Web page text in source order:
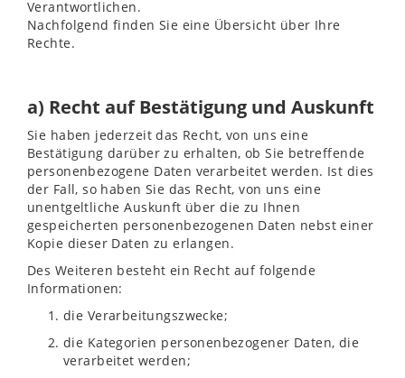
Verantwortlichen.
Nachfolgend finden Sie eine Übersicht über Ihre
Rechte.
a) Recht auf Bestätigung und Auskunft
Sie haben jederzeit das Recht, von uns eine
Bestätigung darüber zu erhalten, ob Sie betreffende
personenbezogene Daten verarbeitet werden. Ist dies
der Fall, so haben Sie das Recht, von uns eine
unentgeltliche Auskunft über die zu Ihnen
gespeicherten personenbezogenen Daten nebst einer
Kopie dieser Daten zu erlangen.
Des Weiteren besteht ein Recht auf folgende
Informationen:
die Verarbeitungszwecke;
die Kategorien personenbezogener Daten, die
verarbeitet werden;